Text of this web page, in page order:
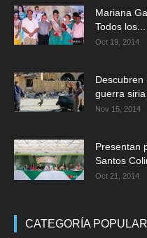
Mariana
Todos los...
Oct 19, 2014
Descubren
guerra siria
Nov 15, 2014
Presentan
Santos
Oct 21, 2014
CATEGORÍA POPULAR